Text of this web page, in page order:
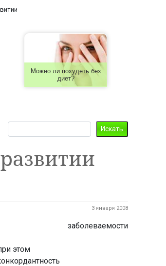
Можно ли похудеть без
диет?
3 января 2008
заболеваемости
этом